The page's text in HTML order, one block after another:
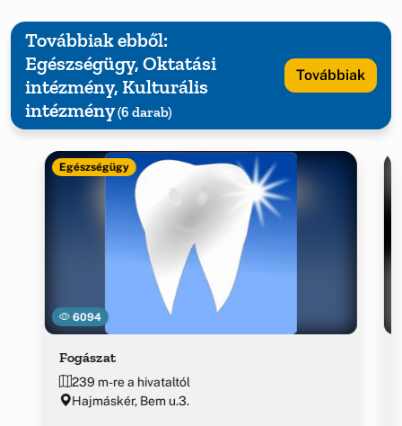
Továbbiak ebből:
Egészségügy, Oktatási
intézmény, Kulturális
intézmény(6 darab)
Továbbiak
6094
Egészségügy
Fogászat
239 m-re a hivataltól
Hajmáskér, Bem u.3.